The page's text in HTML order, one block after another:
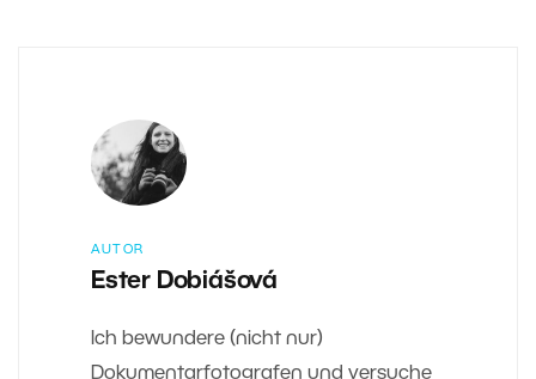
AUTOR
Ester Dobiášová
Ich bewundere (nicht nur)
Dokumentarfotografen und versuche